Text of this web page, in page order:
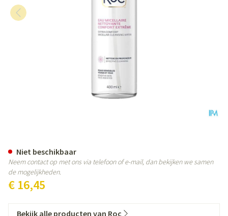
€ 16,45
Niet beschikbaar
Neem contact op met ons via telefoon of e-mail, dan bekijken we samen
de mogelijkheden.
Bekijk alle producten van Roc